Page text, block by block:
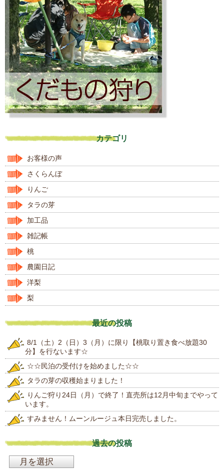
カテゴリ
お客様の声
さくらんぼ
りんご
タラの芽
加工品
雑記帳
桃
農園日記
洋梨
梨
最近の投稿
8/1（土）2（日）3（月）に限り【桃取り置き食べ放題30
分】を行ないます☆
☆☆民泊の受付けを始めました☆☆
タラの芽の収穫始まりました！
りんご狩り24日（月）で終了！直売所は12月中旬までやって
います。
すみません！ムーンルージュ本日完売しました。
過去の投稿